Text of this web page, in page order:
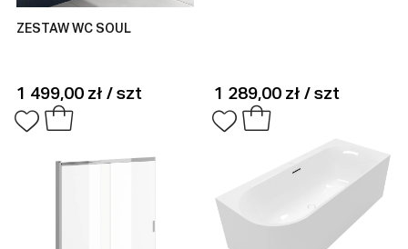
ZESTAW WC SOUL
1 499,00 zł / szt 1 289,00 zł / szt